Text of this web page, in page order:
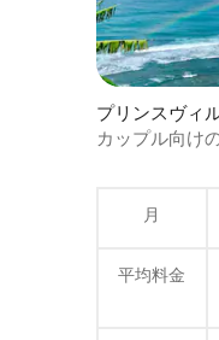
プリンスヴィ
パート
カップル向け
月
平均料金